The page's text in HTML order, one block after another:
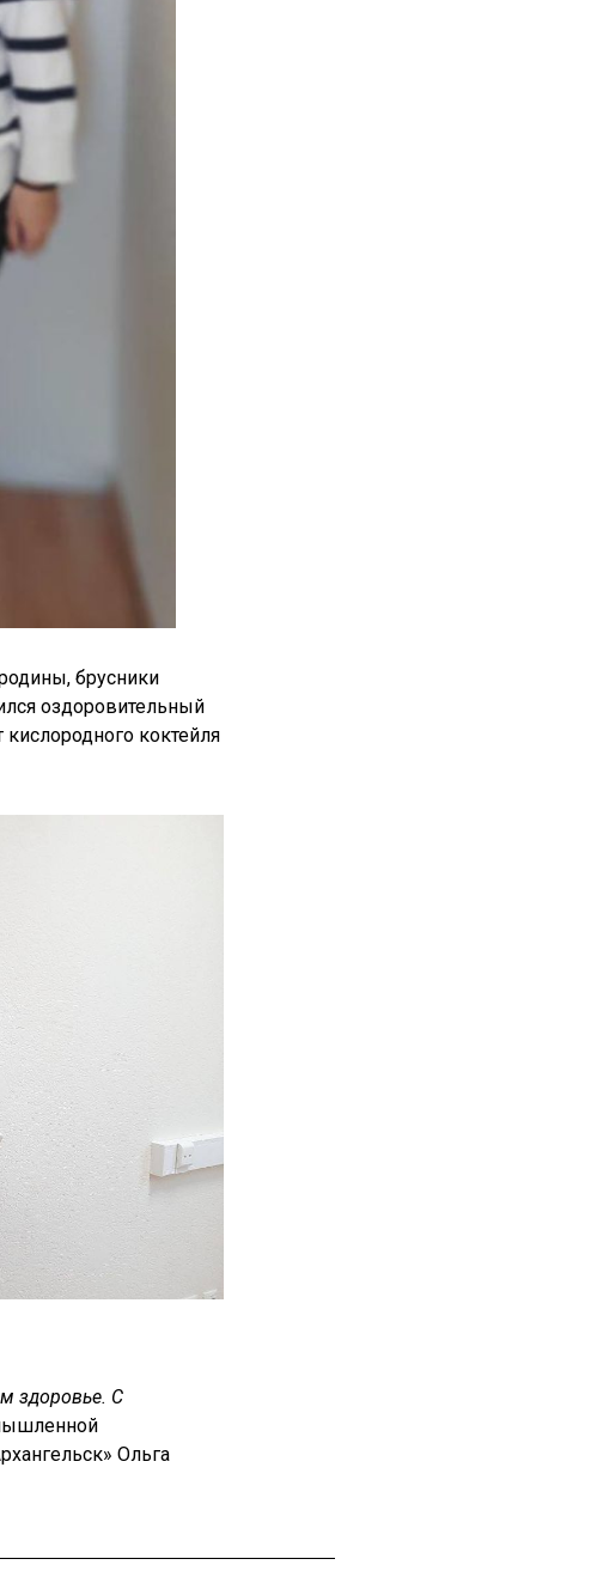
брусники
оздоровительный
коктейля
здоровье. С
Ольга